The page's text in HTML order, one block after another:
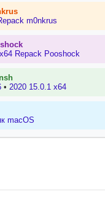
m0nkrus
Repack Pooshock
• 2020 15.0.1 x64
macOS